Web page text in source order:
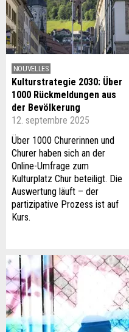
NOUVELLES
Kulturstrategie 2030: Über
1000 Rückmeldungen aus
der Bevölkerung
12. septembre 2025
Über 1000 Churerinnen und
Churer haben sich an der
Online-Umfrage zum
Kulturplatz Chur beteiligt. Die
Auswertung läuft – der
partizipative Prozess ist auf
Kurs.